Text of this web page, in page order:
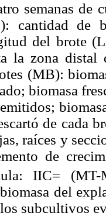
semanas de
cantidad de
del brote
la zona distal
(MB):
biomasa
de cada
raíces y
de
IIC=
del
subcultivos